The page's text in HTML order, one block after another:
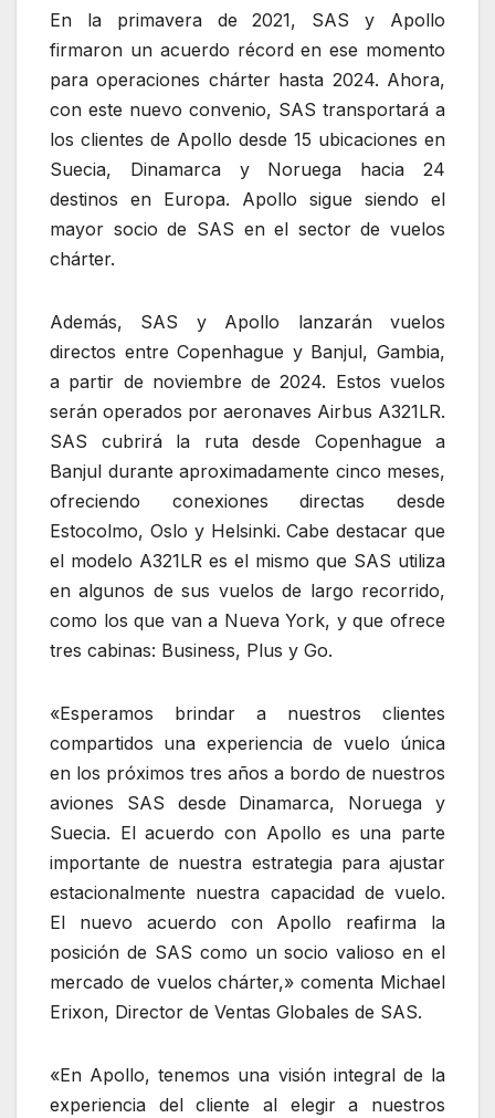
En la primavera de 2021, SAS y Apollo
firmaron un acuerdo récord en ese momento
para operaciones chárter hasta 2024. Ahora,
con este nuevo convenio, SAS transportará a
los clientes de Apollo desde 15 ubicaciones en
Suecia, Dinamarca y Noruega hacia 24
destinos en Europa. Apollo sigue siendo el
mayor socio de SAS en el sector de vuelos
chárter.
Además, SAS y Apollo lanzarán vuelos
directos entre Copenhague y Banjul, Gambia,
a partir de noviembre de 2024. Estos vuelos
serán operados por aeronaves Airbus A321LR.
SAS cubrirá la ruta desde Copenhague a
Banjul durante aproximadamente cinco meses,
ofreciendo conexiones directas desde
Estocolmo, Oslo y Helsinki. Cabe destacar que
el modelo A321LR es el mismo que SAS utiliza
en algunos de sus vuelos de largo recorrido,
como los que van a Nueva York, y que ofrece
tres cabinas: Business, Plus y Go.
«Esperamos brindar a nuestros clientes
compartidos una experiencia de vuelo única
en los próximos tres años a bordo de nuestros
aviones SAS desde Dinamarca, Noruega y
Suecia. El acuerdo con Apollo es una parte
importante de nuestra estrategia para ajustar
estacionalmente nuestra capacidad de vuelo.
El nuevo acuerdo con Apollo reafirma la
posición de SAS como un socio valioso en el
mercado de vuelos chárter,» comenta Michael
Erixon, Director de Ventas Globales de SAS.
«En Apollo, tenemos una visión integral de la
experiencia del cliente al elegir a nuestros